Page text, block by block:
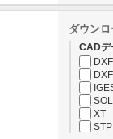
ダウンロ
CADデ
DXF
XT
STP